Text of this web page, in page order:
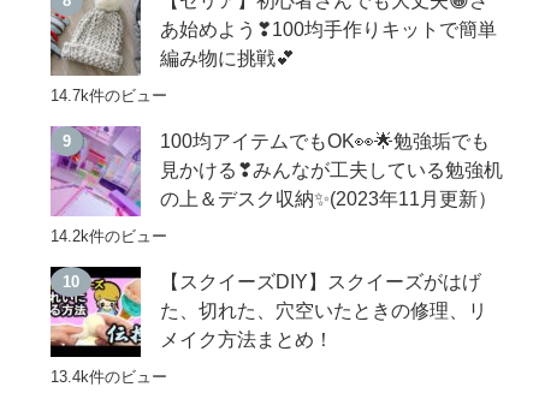
あ始めよう❣100均手作りキットで簡単
編み物に挑戦💕
14.7k件のビュー
100均アイテムでもOK👀🌟勉強垢でも
見かける❣みんなが工夫している勉強机
の上＆デスク収納✨(2023年11月更新）
14.2k件のビュー
【スクイーズDIY】スクイーズがはげ
た、切れた、穴空いたときの修理、リ
メイク方法まとめ！
13.4k件のビュー